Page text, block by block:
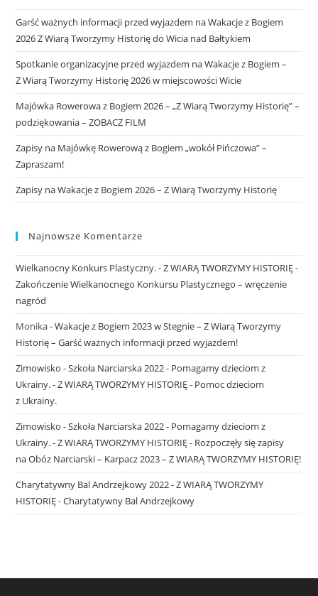
Garść ważnych informacji przed wyjazdem na Wakacje z Bogiem
2026 Z Wiarą Tworzymy Historię do Wicia nad Bałtykiem
Spotkanie organizacyjne przed wyjazdem na Wakacje z Bogiem –
Z Wiarą Tworzymy Historię 2026 w miejscowości Wicie
Majówka Rowerowa z Bogiem 2026 – „Z Wiarą Tworzymy Historię” –
podziękowania – ZOBACZ FILM
Zapisy na Majówkę Rowerową z Bogiem „wokół Pińczowa” –
Zapraszam!
Zapisy na Wakacje z Bogiem 2026 – Z Wiarą Tworzymy Historię
Najnowsze Komentarze
Wielkanocny Konkurs Plastyczny. - Z WIARĄ TWORZYMY HISTORIĘ-
Zakończenie Wielkanocnego Konkursu Plastycznego – wręczenie
nagród
Monika-Wakacje z Bogiem 2023 w Stegnie – Z Wiarą Tworzymy
Historię – Garść ważnych informacji przed wyjazdem!
Zimowisko - Szkoła Narciarska 2022 - Pomagamy dzieciom z
Ukrainy. - Z WIARĄ TWORZYMY HISTORIĘ- Pomoc dzieciom
z Ukrainy.
Zimowisko - Szkoła Narciarska 2022 - Pomagamy dzieciom z
Ukrainy. - Z WIARĄ TWORZYMY HISTORIĘ- Rozpoczęły się zapisy
na Obóz Narciarski – Karpacz 2023 – Z WIARĄ TWORZYMY HISTORIĘ!
Charytatywny Bal Andrzejkowy 2022 - Z WIARĄ TWORZYMY
HISTORIĘ-Charytatywny Bal Andrzejkowy